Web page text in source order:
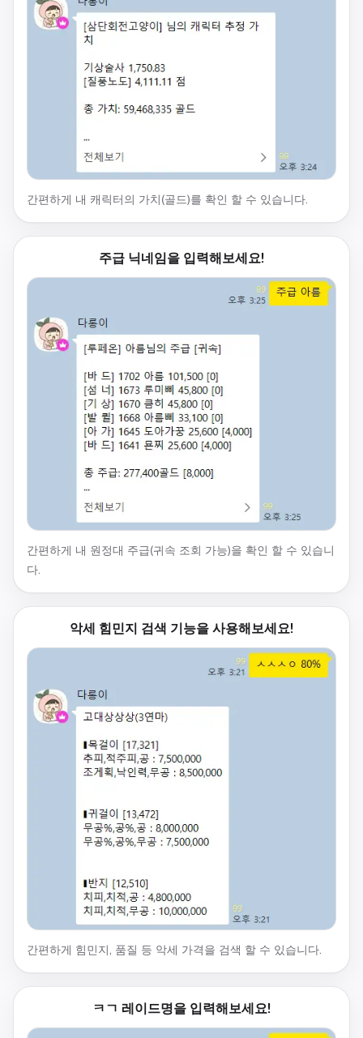
간편하게 내 캐릭터의 가치(골드)를 확인 할 수 있습니다.
주급 닉네임을 입력해보세요!
간편하게 내 원정대 주급(귀속 조회 가능)을 확인 할 수 있습니
다.
악세 힘민지 검색 기능을 사용해보세요!
간편하게 힘민지, 품질 등 악세 가격을 검색 할 수 있습니다.
ㅋㄱ 레이드명을 입력해보세요!